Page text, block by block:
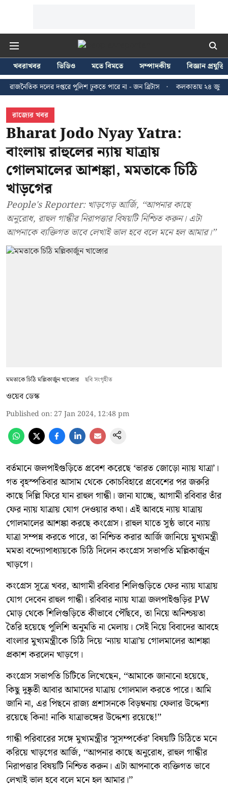
খবরাখবর ভিডিও মতে বিমতে সম্পাদকীয়
বিজ্ঞান প্রযুক্তি
দলের দপ্তরে পুলিশ ঢুকতে পারে না - জন ব্রিটাস
কলকাতায় ২৪ জুলাইয়ের
রাজ্যের খবর
Bharat Jodo Nyay Yatra:
বাংলায় রাহুলের ন্যায় যাত্রায়
গোলমালের আশঙ্কা, মমতাকে চিঠি
খাড়গের
People's Reporter: খাড়গেড় আর্জি, ‘‘আপনার কাছে
অনুরোধ, রাহুল গান্ধীর নিরাপত্তার বিষয়টি নিশ্চিত করুন। এটা
আপনাকে ব্যক্তিগত ভাবে লেখাই ভাল হবে বলে মনে হল আমার।’’
মমতাকে চিঠি মল্লিকার্জুন খাড়্গের ছবি সংগৃহীত
ওয়েব ডেস্ক
Published on: 27 Jan 2024, 12:48 pm
বর্তমানে জলপাইগুড়িতে প্রবেশ করেছে ‘ভারত জোড়ো ন্যায় যাত্রা’।
গত বৃহস্পতিবার আসাম থেকে কোচবিহারে প্রবেশের পর জরুরি
কাছে দিল্লি ফিরে যান রাহুল গান্ধী। জানা যাচ্ছে, আগামী রবিবার তাঁর
ফের ন্যায় যাত্রায় যোগ দেওয়ার কথা। এই আবহে ন্যায় যাত্রায়
গোলমালের আশঙ্কা করছে কংগ্রেস। রাহুল যাতে সুষ্ঠ ভাবে ন্যায়
যাত্রা সম্পন্ন করতে পারে, তা নিশ্চিত করার আর্জি জানিয়ে মুখ্যমন্ত্রী
মমতা বন্দ্যোপাধ্যায়কে চিঠি দিলেন কংগ্রেস সভাপতি মল্লিকার্জুন
খাড়গে।
কংগ্রেস সূত্রে খবর, আগামী রবিবার শিলিগুড়িতে ফের ন্যায় যাত্রায়
যোগ দেবেন রাহুল গান্ধী। রবিবার ন্যায় যাত্রা জলপাইগুড়ির PW
মোড় থেকে শিলিগুড়িতে কীভাবে পৌঁছবে, তা নিয়ে অনিশ্চয়তা
তৈরি হয়েছে পুলিশি অনুমতি না মেলায়। সেই নিয়ে বিবাদের আবহে
বাংলার মুখ্যমন্ত্রীকে চিঠি দিয়ে ‘ন্যায় যাত্রা’য় গোলমালের আশঙ্কা
প্রকাশ করলেন খাড়গে।
কংগ্রেস সভাপতি চিটিতে লিখেছেন, ‘‘আমাকে জানানো হয়েছে,
কিছু দুষ্কৃতী আবার আমাদের যাত্রায় গোলমাল করতে পারে। আমি
জানি না, এর পিছনে রাজ্য প্রশাসনকে বিড়ম্বনায় ফেলার উদ্দেশ্য
রয়েছে কিনা! নাকি যাত্রাভঙ্গের উদ্দেশ্য রয়েছে!’’
গান্ধী পরিবারের সঙ্গে মুখ্যমন্ত্রীর ‘সুসম্পর্কের’ বিষয়টি চিঠিতে মনে
করিয়ে খাড়গের আর্জি, ‘‘আপনার কাছে অনুরোধ, রাহুল গান্ধীর
নিরাপত্তার বিষয়টি নিশ্চিত করুন। এটা আপনাকে ব্যক্তিগত ভাবে
লেখাই ভাল হবে বলে মনে হল আমার।’’